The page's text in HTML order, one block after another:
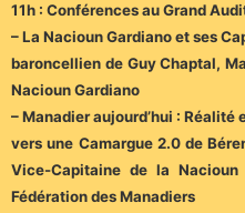
11h : Conférences au Grand
– La Nacioun Gardiano et ses
baroncellien de Guy Chaptal,
Nacioun Gardiano
– Manadier aujourd’hui : Réalité
vers une Camargue 2.0 de
Vice-Capitaine de la
Fédération des Manadiers